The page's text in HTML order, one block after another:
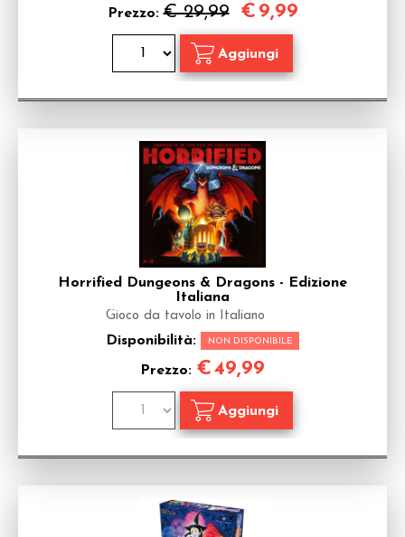
Prezzo:€ 29,99 € 9,99
Horrified Dungeons & Dragons - Edizione
Italiana
Gioco da tavolo in Italiano
Disponibilità: NON DISPONIBILE
Prezzo: €49,99